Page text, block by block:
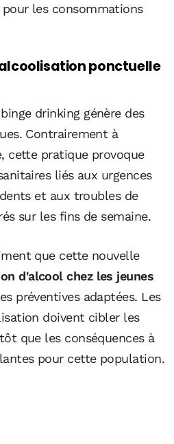
les consommations
ponctuelle
drinking génère des
Contrairement à
cette pratique provoque
liés aux urgences
et aux troubles de
sur les fins de semaine.
que cette nouvelle
d'alcool chez les jeunes
préventives adaptées. Les
doivent cibler les
que les conséquences à
pour cette population.